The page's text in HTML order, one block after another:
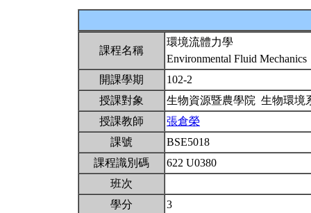
課程名稱
環境流體力學
Environmental Fluid Mechanics
開課學期
102-2
授課對象
生物資源暨農學院 生物環
授課教師
張倉榮
課號
BSE5018
課程識別碼
622 U0380
班次
學分
3